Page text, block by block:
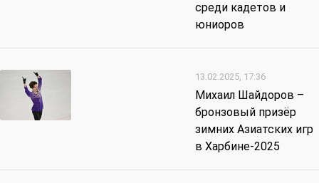
среди кадетов и
юниоров
13.02.2025, 17:36
Михаил Шайдоров –
бронзовый призёр
зимних Азиатских игр
в Харбине-2025